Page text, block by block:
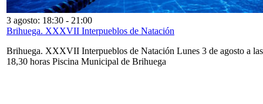
3 agosto: 18:30 - 21:00
Brihuega. XXXVII Interpueblos de Natación
Brihuega. XXXVII Interpueblos de Natación Lunes 3 de agosto a las
18,30 horas Piscina Municipal de Brihuega